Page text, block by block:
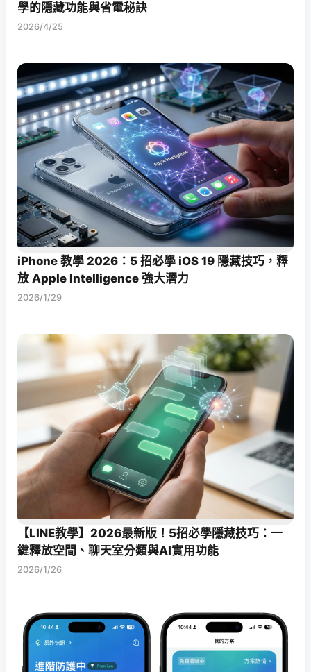
學的隱藏功能與省電秘訣
2026/4/25
iPhone 教學 2026：5 招必學 iOS 19 隱藏技巧，釋
放 Apple Intelligence 強大潛力
2026/1/29
【LINE教學】2026最新版！5招必學隱藏技巧：一
鍵釋放空間、聊天室分類與AI實用功能
2026/1/26